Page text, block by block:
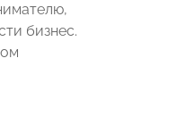
бизнес.